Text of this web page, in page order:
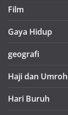
Film
Gaya Hidup
geografi
Haji dan Umroh
Hari Buruh